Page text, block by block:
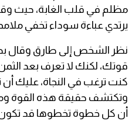
مظلم في قلب الغابة، حيث
يرتدي عباءة سوداء تخفي
نظر الشخص إلى طارق وقال
قوتك، لكنك لا تعرف بعد
كنت ترغب في النجاة، عليك
وتكتشف حقيقة هذه القوة وما
أن كل خطوة تخطوها قد تكون